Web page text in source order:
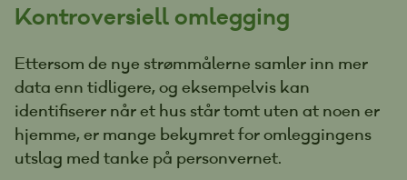
Kontroversiell omlegging
Ettersom de nye strømmålerne samler inn mer
data enn tidligere, og eksempelvis kan
identifiserer når et hus står tomt uten at noen er
hjemme, er mange bekymret for omleggingens
utslag med tanke på personvernet.